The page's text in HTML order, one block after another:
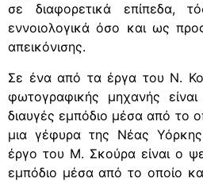
σε διαφορετικά επίπεδα,
εννοιολογικά όσο και ως
απεικόνισης.
Σε ένα από τα έργα του Ν.
φωτογραφικής μηχανής
διαυγές εμπόδιο μέσα από το
μια γέφυρα της Νέας
έργο του Μ. Σκούρα είναι ο
εμπόδιο μέσα από το οποίο